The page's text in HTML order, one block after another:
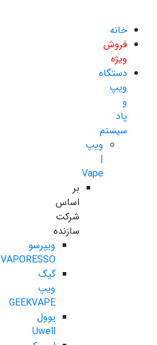
خانه
فروش
ویژه
دستگاه
ویپ
و
پاد
سیستم
ویپ
|
Vape
بر
اساس
شرکت
سازنده
ویپرسو
VAPORESSO
گیگ
ویپ
GEEKVAPE
یوول
Uwell